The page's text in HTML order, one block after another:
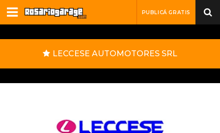
PUBLICÁ GRATIS
LECCESE AUTOMOTORES SRL